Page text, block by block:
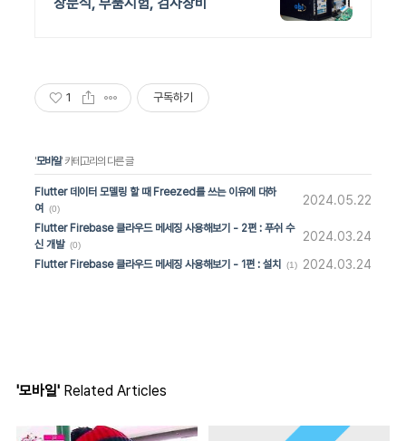
1 구독하기
'모바일' 카테고리의 다른 글
Flutter 데이터 모델링 할 때 Freezed를 쓰는 이유에 대하
여
(0)
2024.05.22
Flutter Firebase 클라우드 메세징 사용해보기 - 2편 : 푸쉬 수
신 개발 (0)
2024.03.24
Flutter Firebase 클라우드 메세징 사용해보기 - 1편 : 설치 (1) 2024.03.24
'모바일' Related Articles